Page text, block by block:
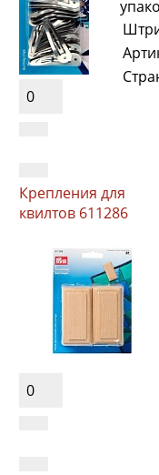
0
Крепления для
квилтов 611286
0